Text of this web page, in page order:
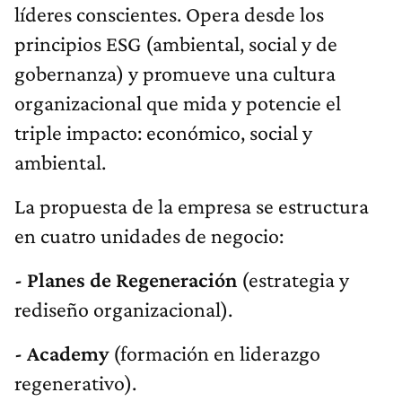
líderes conscientes. Opera desde los
principios ESG (ambiental, social y de
gobernanza) y promueve una cultura
organizacional que mida y potencie el
triple impacto: económico, social y
ambiental.
La propuesta de la empresa se estructura
en cuatro unidades de negocio:
- Planes de Regeneración (estrategia y
rediseño organizacional).
- Academy(formación en liderazgo
regenerativo).